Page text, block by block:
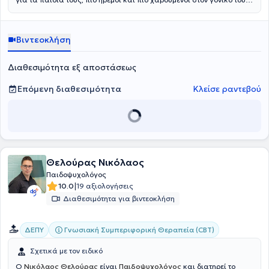
Βιντεοκλήση
Διαθεσιμότητα εξ αποστάσεως
Επόμενη διαθεσιμότητα
Κλείσε ραντεβού
Θελούρας Νικόλαος
Παιδοψυχολόγος
10.0|19 αξιολογήσεις
Διαθεσιμότητα για βιντεοκλήση
ΔΕΠΥ Γνωσιακή Συμπεριφορική Θεραπεία (CBT)
Σχετικά με τον ειδικό
Ο Νικόλαος Θελούρας είναι Παιδοψυχολόγος και διατηρεί το